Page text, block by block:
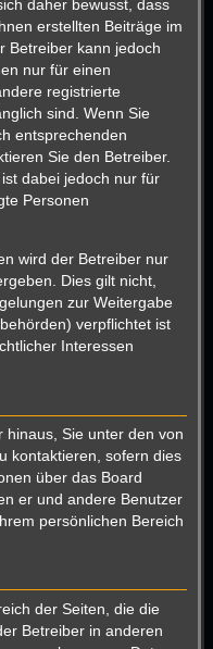
daher bewusst, dass
erstellten Beiträge im
Betreiber kann jedoch
nur für einen
registrierte
sind. Wenn Sie
entsprechenden
Sie den Betreiber.
dabei jedoch nur für
Personen
wird der Betreiber nur
Dies gilt nicht,
zur Weitergabe
verpflichtet ist
Interessen
hinaus, Sie unter den von
kontaktieren, sofern dies
über das Board
er und andere Benutzer
persönlichen Bereich
der Seiten, die die
Betreiber in anderen